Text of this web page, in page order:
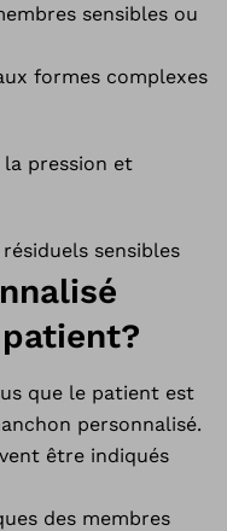
sensibles ou
formes complexes
pression et
sensibles
que le patient est
personnalisé.
être indiqués
des membres